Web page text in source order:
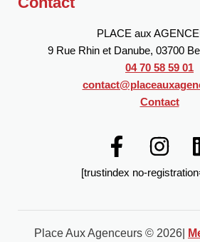
PLACE aux
9 Rue Rhin et Danube, 03700
04 70 58 59 01
Contact
[trustindex no-
Place Aux Agenceurs © 2026|